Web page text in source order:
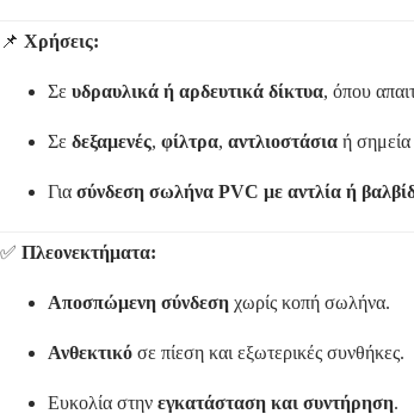
📌 Χρήσεις:
Σε υδραυλικά ή αρδευτικά δίκτυα, όπου
Σε δεξαμενές, φίλτρα, αντλιοστάσια ή σημεία
Για σύνδεση σωλήνα PVC με αντλία ή
✅ Πλεονεκτήματα:
Αποσπώμενη σύνδεση χωρίς κοπή σωλήνα.
Ανθεκτικό σε πίεση και εξωτερικές συνθήκες.
Ευκολία στην εγκατάσταση και συντήρηση.